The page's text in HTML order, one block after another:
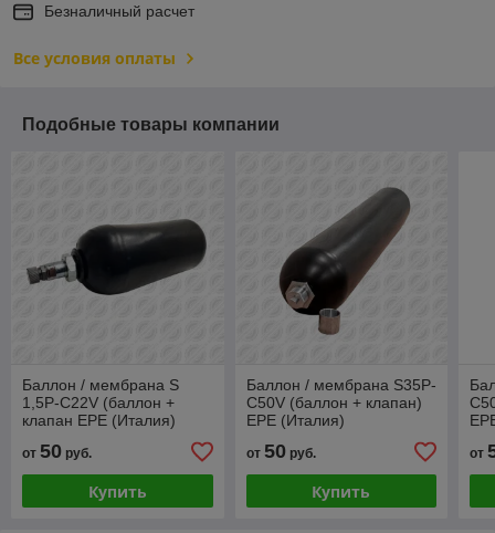
Безналичный расчет
Все условия оплаты
Подобные товары компании
Баллон / мембрана S
1,5P-C22V (баллон +
клапан EPE (Италия)
от 50 руб.
Купить
Баллон / мембрана S35P-
C50V (баллон + клапан)
EPE (Италия)
от 50руб.
Купить
от